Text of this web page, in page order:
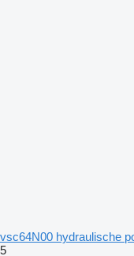
vsc64N00 hydraulische
5